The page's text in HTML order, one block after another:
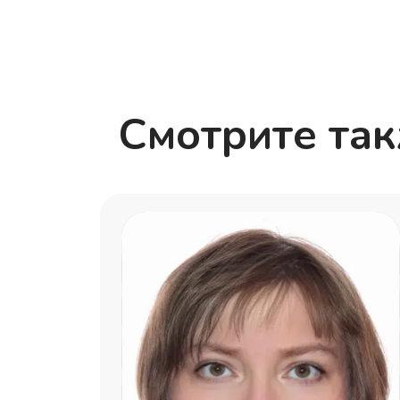
Смотрите